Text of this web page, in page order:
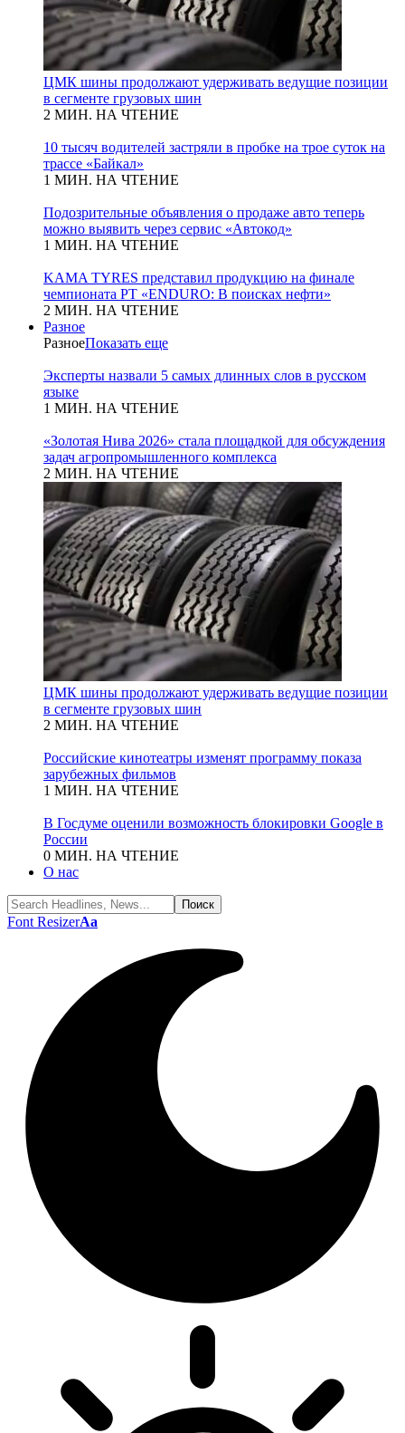
ЦМК шины продолжают удерживать ведущие позиции
в сегменте грузовых шин
2 МИН. НА ЧТЕНИЕ
10 тысяч водителей застряли в пробке на трое суток на
трассе «Байкал»
1 МИН. НА ЧТЕНИЕ
Подозрительные объявления о продаже авто теперь
можно выявить через сервис «Автокод»
1 МИН. НА ЧТЕНИЕ
KAMA TYRES представил продукцию на финале
чемпионата РТ «ENDURO: В поисках нефти»
2 МИН. НА ЧТЕНИЕ
Разное
РазноеПоказать еще
Эксперты назвали 5 самых длинных слов в русском
языке
1 МИН. НА ЧТЕНИЕ
«Золотая Нива 2026» стала площадкой для обсуждения
задач агропромышленного комплекса
2 МИН. НА ЧТЕНИЕ
ЦМК шины продолжают удерживать ведущие позиции
в сегменте грузовых шин
2 МИН. НА ЧТЕНИЕ
Российские кинотеатры изменят программу показа
зарубежных фильмов
1 МИН. НА ЧТЕНИЕ
В Госдуме оценили возможность блокировки Google в
России
0 МИН. НА ЧТЕНИЕ
О нас
Font ResizerAa